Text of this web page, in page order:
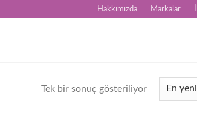
Hakkımızda Markalar
Tek bir sonuç gösteriliyor